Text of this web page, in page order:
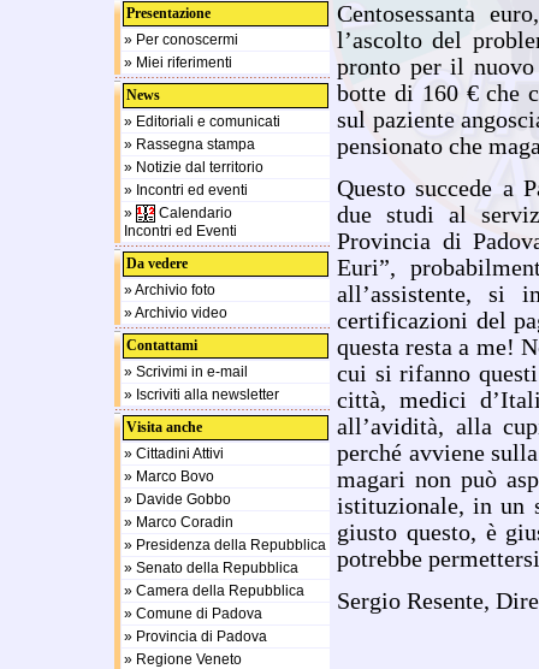
Presentazione
» Per conoscermi
» Miei riferimenti
News
» Editoriali e comunicati
» Rassegna stampa
» Notizie dal territorio
» Incontri ed eventi
»
Calendario
Incontri ed Eventi
Da vedere
» Archivio foto
» Archivio video
Contattami
» Scrivimi in e-mail
» Iscriviti alla newsletter
Visita anche
» Cittadini Attivi
» Marco Bovo
» Davide Gobbo
» Marco Coradin
» Presidenza della Repubblica
» Senato della Repubblica
» Camera della Repubblica
» Comune di Padova
» Provincia di Padova
» Regione Veneto
Centosessanta
l’ascolto del
pronto per il nuovo
botte di 160 € che
sul paziente
pensionato che
Questo succede a
due studi al
Provincia di
Euri”,
all’assistente, si
certificazioni del
questa resta a me!
cui si rifanno
città, medici
all’avidità, alla
perché avviene
magari non può
istituzionale, in un
giusto questo, è
potrebbe
Sergio Resente,